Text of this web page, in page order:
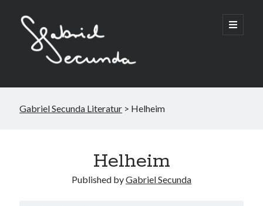
Gabriel Secunda Literatur > Helheim
Helheim
Published byGabriel Secunda